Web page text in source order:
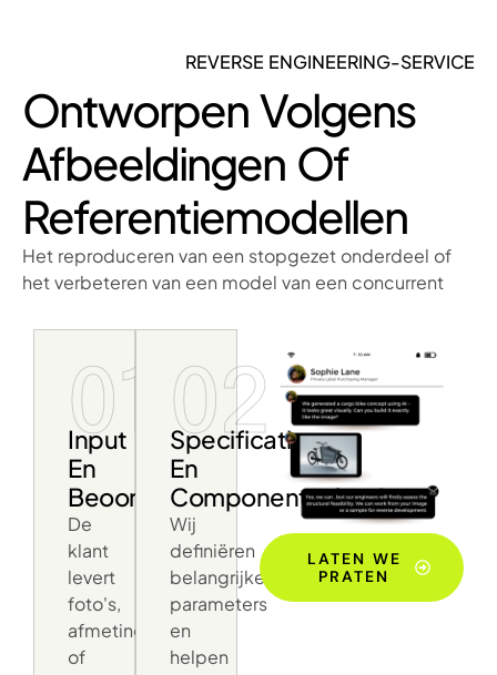
REVERSE ENGINEERING-SERVICE
Ontworpen Volgens
Afbeeldingen Of
Referentiemodellen
Het reproduceren van een stopgezet onderdeel of
het verbeteren van een model van een concurrent
01
Input
En
Beoordeling
De
klant
levert
foto's,
afmetingen
of
02
Specificatie
En
Componentselectie
Wij
definiëren
belangrijke
parameters
en
helpen
LATEN WE
PRATEN